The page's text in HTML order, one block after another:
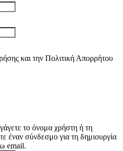
και την Πολιτική Απορρήτου
το όνομα χρήστη ή τη
έναν σύνδεσμο για τη δημιουργία
email.